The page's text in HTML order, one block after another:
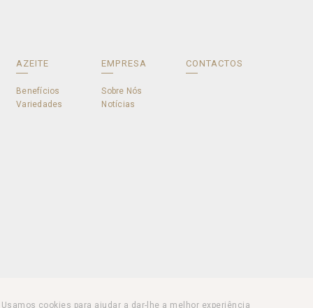
AZEITE
Benefícios
Variedades
EMPRESA
Sobre Nós
Notícias
CONTACTOS
Usamos cookies para ajudar a dar-lhe a melhor experiência